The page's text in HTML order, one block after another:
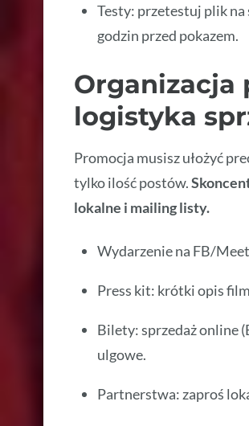
Testy: przetestuj plik
godzin przed pokazem.
logistyka
Promocja musisz ułożyć
tylko ilość postów.
lokalne i mailing listy.
Wydarzenie na FB/
Press kit: krótki opis
Bilety: sprzedaż online
ulgowe.
Partnerstwa: zaproś